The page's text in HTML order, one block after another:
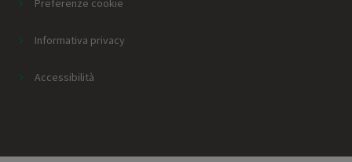
Informativa privacy
Accessibilità